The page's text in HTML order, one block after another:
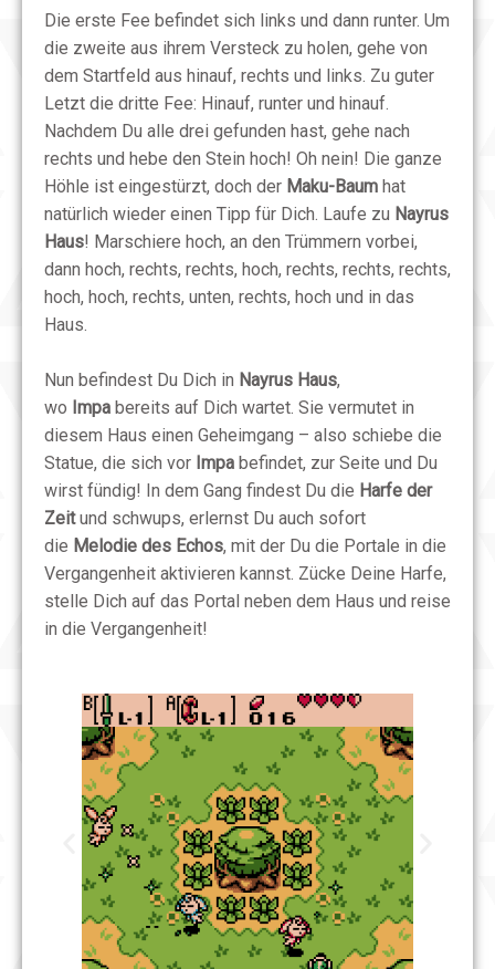
Die erste Fee befindet sich links und dann runter. Um
die zweite aus ihrem Versteck zu holen, gehe von
dem Startfeld aus hinauf, rechts und links. Zu guter
Letzt die dritte Fee: Hinauf, runter und hinauf.
Nachdem Du alle drei gefunden hast, gehe nach
rechts und hebe den Stein hoch! Oh nein! Die ganze
Höhle ist eingestürzt, doch der Maku-Baum hat
natürlich wieder einen Tipp für Dich. Laufe zu Nayrus
Haus! Marschiere hoch, an den Trümmern vorbei,
dann hoch, rechts, rechts, hoch, rechts, rechts, rechts,
hoch, hoch, rechts, unten, rechts, hoch und in das
Haus.
Nun befindest Du Dich in Nayrus Haus,
wo Impa bereits auf Dich wartet. Sie vermutet in
diesem Haus einen Geheimgang – also schiebe die
Statue, die sich vor Impa befindet, zur Seite und Du
wirst fündig! In dem Gang findest Du die Harfe der
Zeitund schwups, erlernst Du auch sofort
die Melodie des Echos, mit der Du die Portale in die
Vergangenheit aktivieren kannst. Zücke Deine Harfe,
stelle Dich auf das Portal neben dem Haus und reise
in die Vergangenheit!